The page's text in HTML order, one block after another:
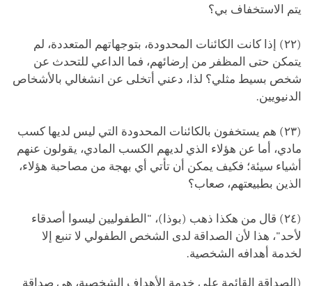
يتم الاستخفاف بي؟
(٢٢) إذا كانت الكائنات المحدودة، بتوجهاتهم المتعددة، لم
يتمكن حتى المظفر من إرضائهم، فما الداعي للتحدث عن
شخص بسيط مثلي؟ لذا، دعني أتخلى عن انشغالي بالأشخاص
الدنيويين.
(٢٣) هم يستخفون بالكائنات المحدودة التي ليس لديها كسب
مادي، أما عن هؤلاء الذي لديهم الكسب المادي، يقولون عنهم
أشياء سيئة؛ فكيف يمكن أن تأتي أي بهجة من مصاحبة هؤلاء،
الذين بطبيعتهم، صعاب؟
(٢٤) قال من هكذا ذهب (بوذا)، "الطفوليين ليسوا أصدقاء
لأحد"، هذا لأن الصداقة لدى الشخص الطفولي لا تنبع إلا
لخدمة أهدافه الشخصية.
(الصداقة القائمة على خدمة الأهداف الشخصية، هي صداقة